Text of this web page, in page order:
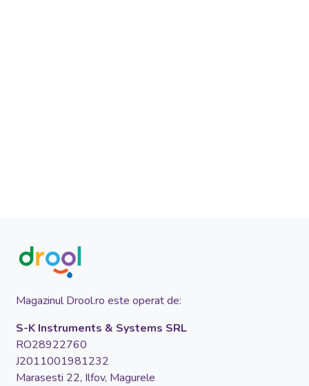
Magazinul Drool.ro este operat de:
S-K Instruments & Systems SRL
RO28922760
J2011001981232
Marasesti 22, Ilfov, Magurele